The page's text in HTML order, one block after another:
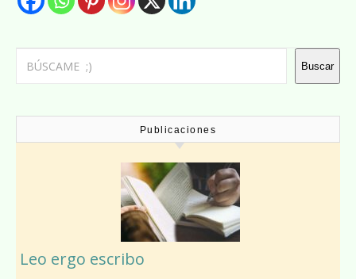
Buscar
Buscar
Publicaciones
Leo ergo escribo